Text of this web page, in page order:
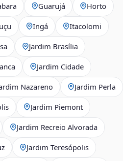
Guarujá Horto
Ingá Itacolomi
Jardim Brasília
Jardim Cidade
Nazareno Jardim Perla
Jardim Piemont
Jardim Recreio Alvorada
Jardim Teresópolis